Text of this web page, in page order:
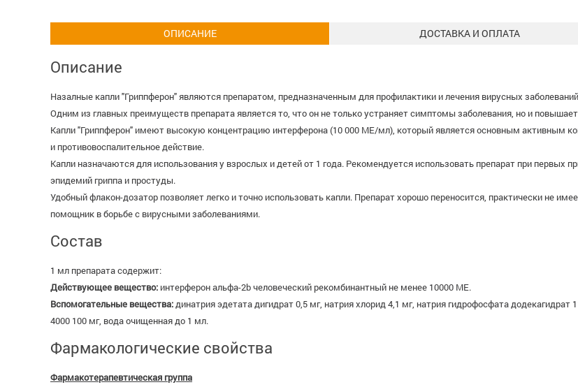
ОПИСАНИЕ ДОСТАВКА И ОПЛАТА
Описание
Назалные капли "Гриппферон" являются препаратом, предназначенным для профилактики и лечения вирусных
Одним из главных преимуществ препарата является то, что он не только устраняет симптомы заболевания, но и
Капли "Гриппферон" имеют высокую концентрацию интерферона (10 000 МЕ/мл), который является основным активным
и противовоспалительное действие.
Капли назначаются для использования у взрослых и детей от 1 года. Рекомендуется использовать препарат при первых
эпидемий гриппа и простуды.
Удобный флакон-дозатор позволяет легко и точно использовать капли. Препарат хорошо переносится, практически не
помощник в борьбе с вирусными заболеваниями.
Состав
1 мл препарата содержит:
Действующее вещество: интерферон альфа-2b человеческий рекомбинантный не менее 10000 ME.
Вспомогательные вещества:динатрия эдетата дигидрат 0,5 мг, натрия хлорид 4,1 мг, натрия гидрофосфата
4000 100 мг, вода очищенная до 1 мл.
Фармакологические свойства
Фармакотерапевтическая группа